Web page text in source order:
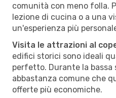
comunità con meno folla.
lezione di cucina o a una
un'esperienza più
Visita le attrazioni al
edifici storici sono ideali
perfetto. Durante la bassa
abbastanza comune che
offerte più economiche.